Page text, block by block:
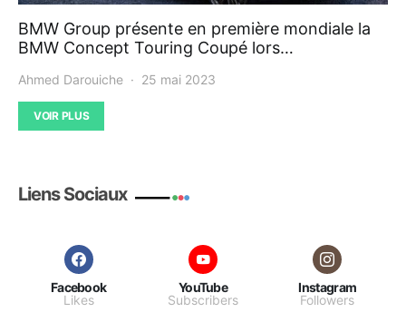
BMW Group présente en première mondiale la
BMW Concept Touring Coupé lors…
Ahmed Darouiche 25 mai 2023
VOIR PLUS
Liens Sociaux
Facebook
Likes
YouTube
Subscribers
Instagram
Followers